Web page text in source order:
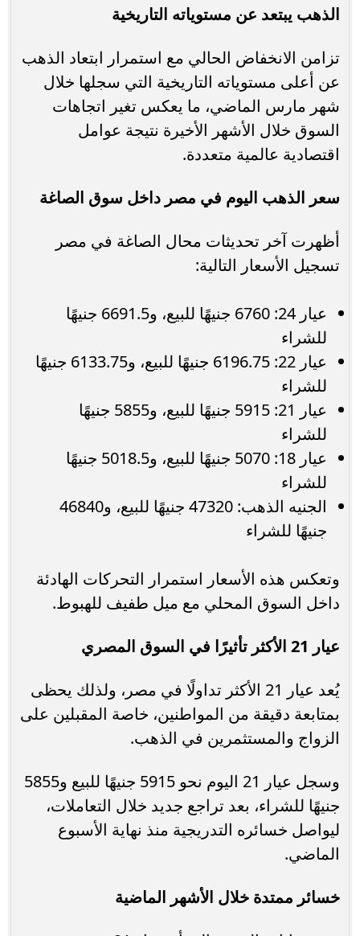
الذهب يبتعد عن مستوياته التاريخية
تزامن الانخفاض الحالي مع استمرار ابتعاد الذهب
عن أعلى مستوياته التاريخية التي سجلها خلال
شهر مارس الماضي، ما يعكس تغير اتجاهات
السوق خلال الأشهر الأخيرة نتيجة عوامل
اقتصادية عالمية متعددة.
سعر الذهب اليوم في مصر داخل سوق الصاغة
أظهرت آخر تحديثات محال الصاغة في مصر
تسجيل الأسعار التالية:
عيار 24: 6760 جنيهًا للبيع، و6691.5 جنيهًا
للشراء
عيار 22: 6196.75 جنيهًا للبيع، و6133.75 جنيهًا
للشراء
عيار 21: 5915 جنيهًا للبيع، و5855 جنيهًا
للشراء
عيار 18: 5070 جنيهًا للبيع، و5018.5 جنيهًا
للشراء
الجنيه الذهب: 47320 جنيهًا للبيع، و46840
جنيهًا للشراء
وتعكس هذه الأسعار استمرار التحركات الهادئة
داخل السوق المحلي مع ميل طفيف للهبوط.
عيار 21 الأكثر تأثيرًا في السوق المصري
يُعد عيار 21 الأكثر تداولًا في مصر، ولذلك يحظى
بمتابعة دقيقة من المواطنين، خاصة المقبلين على
الزواج والمستثمرين في الذهب.
وسجل عيار 21 اليوم نحو 5915 جنيهًا للبيع و5855
جنيهًا للشراء، بعد تراجع جديد خلال التعاملات،
ليواصل خسائره التدريجية منذ نهاية الأسبوع
الماضي.
خسائر ممتدة خلال الأشهر الماضية